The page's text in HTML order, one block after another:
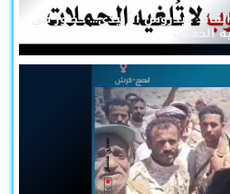
عيدروس الزُبيدي... حضورٌ في
الحملات